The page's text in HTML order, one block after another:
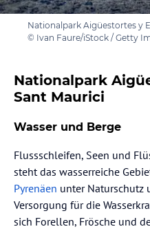
Nationalpark Aigüestortes y
© Ivan Faure/iStock / Getty
Nationalpark
Sant Maurici
Wasser und Berge
Flussschleifen, Seen und
steht das wasserreiche
Pyrenäen unter Naturschutz
Versorgung für die
sich Forellen, Frösche und